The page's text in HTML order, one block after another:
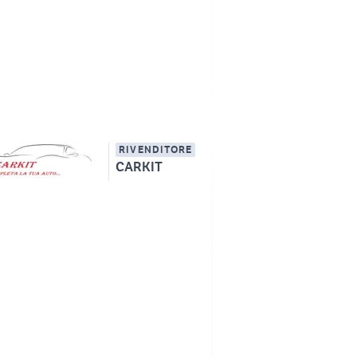
RIVENDITORE
CARKIT